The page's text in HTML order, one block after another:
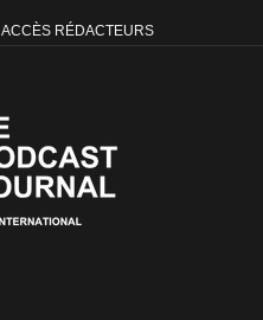
ACCÈS RÉDACTEURS